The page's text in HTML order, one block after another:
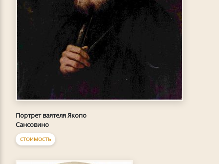
Портрет ваятеля Якопо
Сансовино
СТОИМОСТЬ